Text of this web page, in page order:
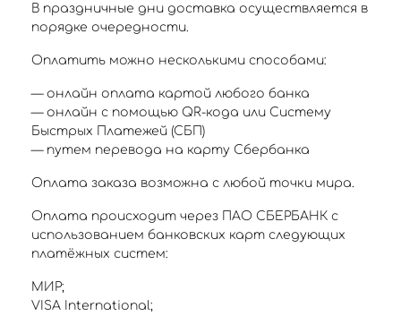
В праздничные дни доставка осуществляется в
порядке очередности.
Оплатить можно несколькими способами:
— онлайн оплата картой любого банка
— онлайн с помощью QR-кода или Систему
Быстрых Платежей (СБП)
— путем перевода на карту Сбербанка
Оплата заказа возможна с любой точки мира.
Оплата происходит через ПАО СБЕРБАНК с
использованием банковских карт следующих
платёжных систем:
МИР;
VISA International;